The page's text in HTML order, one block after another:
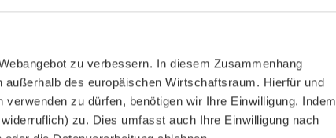
zu verbessern. In diesem Zusammenhang
des europäischen Wirtschaftsraum. Hierfür und
zu dürfen, benötigen wir Ihre Einwilligung. Indem
zu. Dies umfasst auch Ihre Einwilligung nach